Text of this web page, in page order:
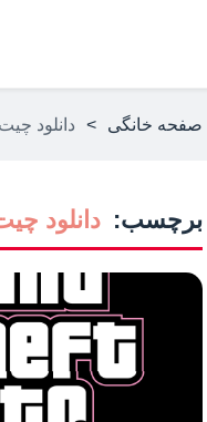
صفحه خانگی > دانلود
برچسب: دانلود